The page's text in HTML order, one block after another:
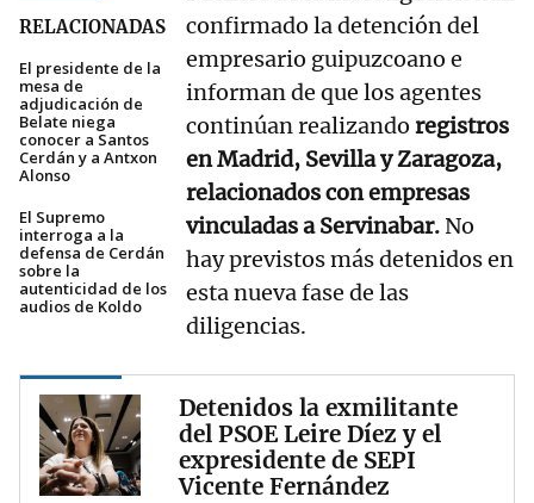
RELACIONADAS
El presidente de la
mesa de
adjudicación de
Belate niega
conocer a Santos
Cerdán y a Antxon
Alonso
El Supremo
interroga a la
defensa de Cerdán
sobre la
autenticidad de los
audios de Koldo
confirmado la detención del
empresario guipuzcoano e
informan de que los agentes
continúan realizando registros
en Madrid, Sevilla y Zaragoza,
relacionados con empresas
vinculadas a Servinabar. No
hay previstos más detenidos en
esta nueva fase de las
diligencias.
Detenidos la exmilitante
del PSOE Leire Díez y el
expresidente de SEPI
Vicente Fernández